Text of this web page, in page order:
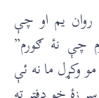
يم او چې
چې نۀ ګورم”
وکړل ما نه ئې